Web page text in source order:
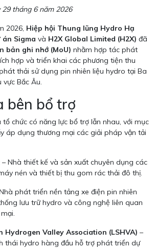
tháng 6 năm 2026
2026, Hiệp hội Thung lũng Hydro Hạ
án Sigma và H2X Global Limited (H2X) đã
bản ghi nhớ (MoU) nhằm hợp tác phát
hợp và triển khai các phương tiện thu
thải sử dụng pin nhiên liệu hydro tại Ba
vực Bắc Âu.
bên bổ trợ
chức có năng lực bổ trợ lẫn nhau, với mục
áp dụng thương mại các giải pháp vận tải
– Nhà thiết kế và sản xuất chuyên dụng các
nén và thiết bị thu gom rác thải đô thị.
phát triển nền tảng xe điện pin nhiên
lưu trữ hydro và công nghệ liên quan
Hydrogen Valley Association (LSHVA) –
thái hydro hàng đầu hỗ trợ phát triển dự